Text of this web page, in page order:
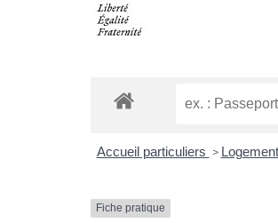
Accueil particuliers > Logement
Fiche pratique